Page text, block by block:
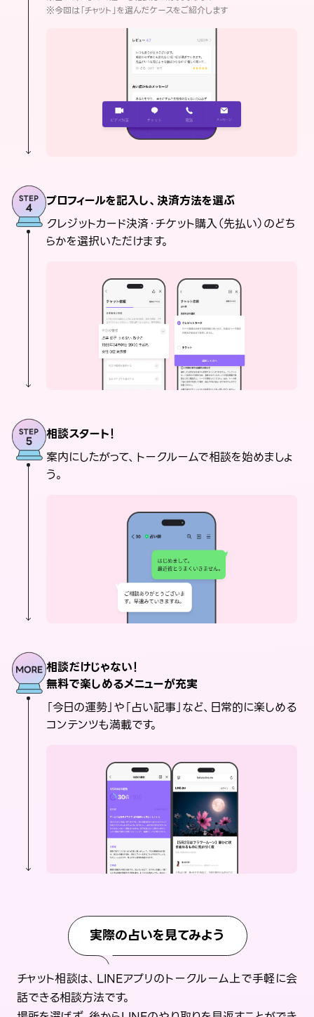
※今回は「チャット」を選んだケースをご紹介します
プロフィールを記入し、決済方法を選ぶ
クレジットカード決済・チケット購入（先払い）のどち
らかを選択いただけます。
相談スタート！
案内にしたがって、トークルームで相談を始めましょ
う。
相談だけじゃない！
無料で楽しめるメニューが充実
「今日の運勢」や「占い記事」など、日常的に楽しめる
コンテンツも満載です。
実際の占いを見てみよう
チャット相談は、LINEアプリのトークルーム上で手軽に会
話できる相談方法です。